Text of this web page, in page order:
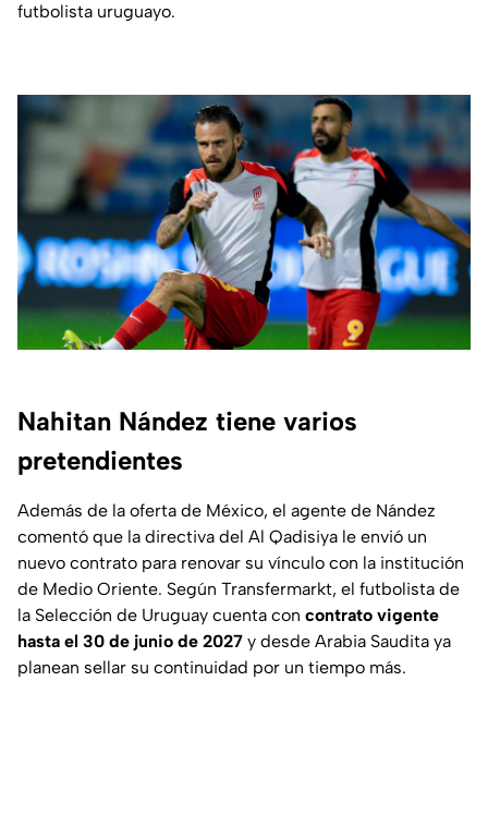
futbolista uruguayo.
Nahitan Nández tiene varios
pretendientes
Además de la oferta de México, el agente de Nández
comentó que la directiva del Al Qadisiya le envió un
nuevo contrato para renovar su vínculo con la institución
de Medio Oriente. Según Transfermarkt, el futbolista de
la Selección de Uruguay cuenta con contrato vigente
hasta el 30 de junio de 2027 y desde Arabia Saudita ya
planean sellar su continuidad por un tiempo más.